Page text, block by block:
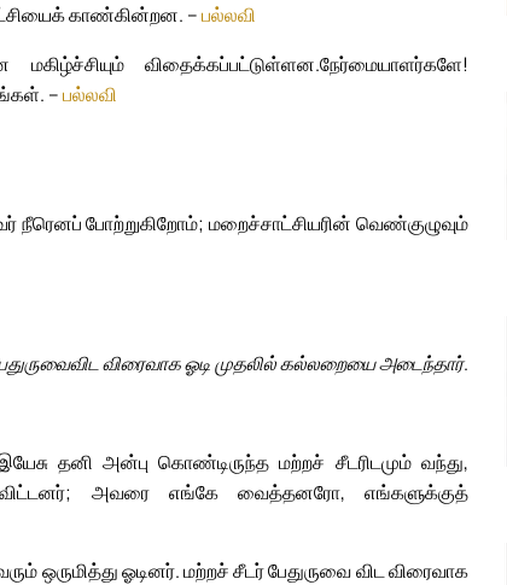
காண்கின்றன. –பல்லவி
விதைக்கப்பட்டுள்ளன.நேர்மையாளர்களே!
–பல்லவி
போற்றுகிறோம்; மறைச்சாட்சியரின் வெண்குழுவும்
விரைவாக ஓடி முதலில் கல்லறையை அடைந்தார்.
தனி அன்பு கொண்டிருந்த மற்றச் சீடரிடமும் வந்து,
அவரை எங்கே வைத்தனரோ, எங்களுக்குத்
ஒருமித்து ஓடினர். மற்றச் சீடர் பேதுருவை விட விரைவாக